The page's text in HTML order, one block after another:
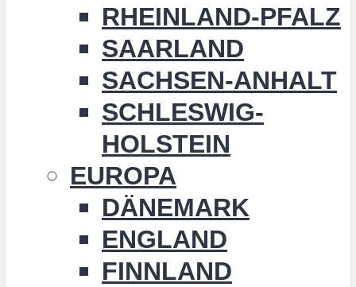
RHEINLAND-PFALZ
SAARLAND
SACHSEN-ANHALT
SCHLESWIG-
HOLSTEIN
EUROPA
DÄNEMARK
ENGLAND
FINNLAND